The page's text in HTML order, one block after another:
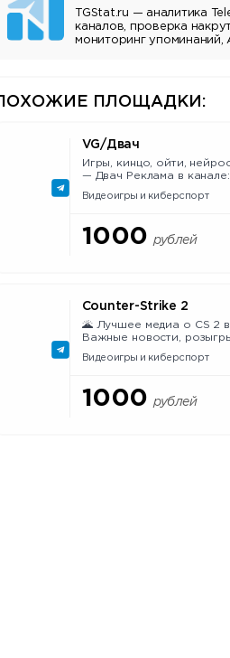
TGStat.ru — аналитика
каналов, проверка
мониторинг упоминаний,
ПОХОЖИЕ ПЛОЩАДКИ:
VG/Двач
Игры, кинцо, ойти,
— Двач Реклама в канале: @botishe
Предложка:
Rutube: rutube.ru/u/ru2ch
каналами:
t.me/addlist/
Видеоигры и киберспорт
1000 рублей
Counter-Strike 2
🌋 Лучшее медиа о CS 2 в
Важные новости,
лайф-хаки по поднятию
настройкам! 🏆 Лучшие каналы по CS 2:
Разместить рекламу:
каждый наш канал есть в
Видеоигры и киберспорт
1000 рублей